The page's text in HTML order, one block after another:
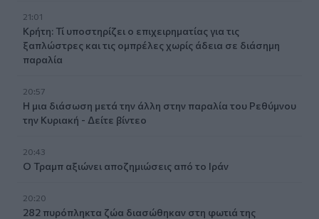
21:01
Κρήτη: Τί υποστηρίζει ο επιχειρηματίας για τις
ξαπλώστρες και τις ομπρέλες χωρίς άδεια σε διάσημη
παραλία
20:57
Η μια διάσωση μετά την άλλη στην παραλία του Ρεθύμνου
την Κυριακή - Δείτε βίντεο
20:43
Ο Τραμπ αξιώνει αποζημιώσεις από το Ιράν
20:20
282 πυρόπληκτα ζώα διασώθηκαν στη φωτιά της